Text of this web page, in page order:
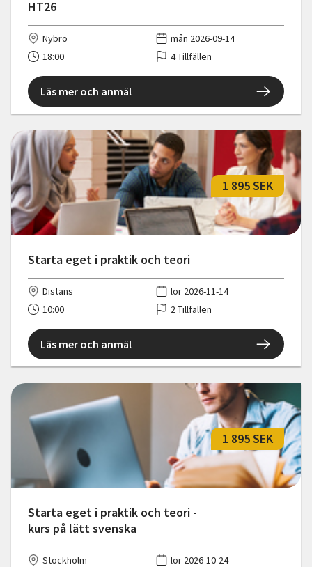
HT26
Nybro
mån 2026-09-14
18:00
4 Tillfällen
Läs mer och anmäl
Starta eget i praktik och teori
1 895 SEK
Distans
lör 2026-11-14
10:00
2 Tillfällen
Läs mer och anmäl
Starta eget i praktik och teori -
kurs på lätt svenska
1 895 SEK
Stockholm
lör 2026-10-24